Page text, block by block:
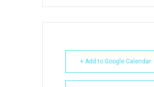
+ Add to Google Calendar